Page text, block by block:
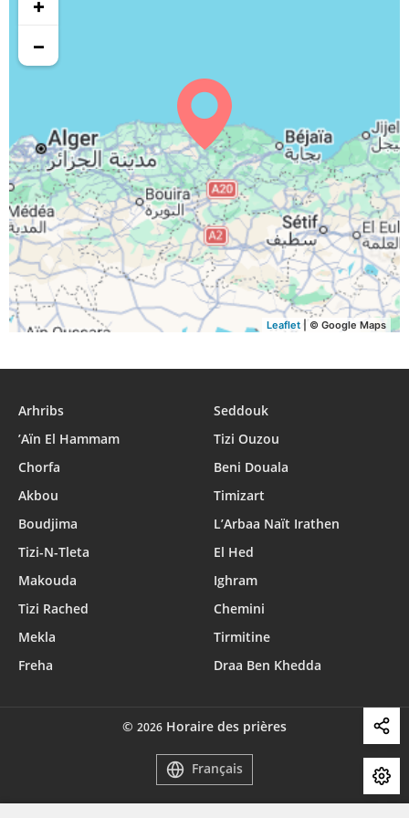
+
−
Leaflet | © Google Maps
Arhribs
Seddouk
’Aïn El Hammam
Tizi Ouzou
Chorfa
Beni Douala
Akbou
Timizart
Boudjima
L’Arbaa Naït Irathen
Tizi-N-Tleta
El Hed
Makouda
Ighram
Tizi Rached
Chemini
Mekla
Tirmitine
Freha
Draa Ben Khedda
© 2026 Horaire des prières
Français